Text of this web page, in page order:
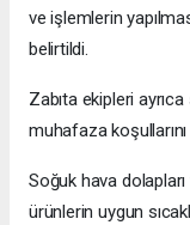
ve işlemlerin
belirtildi.
Zabıta ekipleri
muhafaza
Soğuk hava
ürünlerin uygun